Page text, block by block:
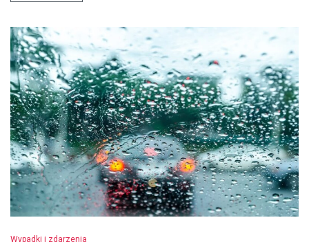
Wypadki i zdarzenia